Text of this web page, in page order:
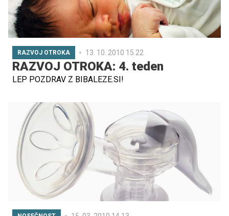
RAZVOJ OTROKA 13. 10. 2010 15.22
RAZVOJ OTROKA: 4. teden
LEP POZDRAV Z BIBALEZE.SI!